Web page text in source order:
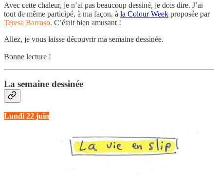
Avec cette chaleur, je n’ai pas beaucoup dessiné, je dois dire. J’ai
tout de même participé, à ma façon, à la Colour Week proposée par
Teresa Barroso. C’était bien amusant !
Allez, je vous laisse découvrir ma semaine dessinée.
Bonne lecture !
La semaine dessinée
Lundi 22 juin